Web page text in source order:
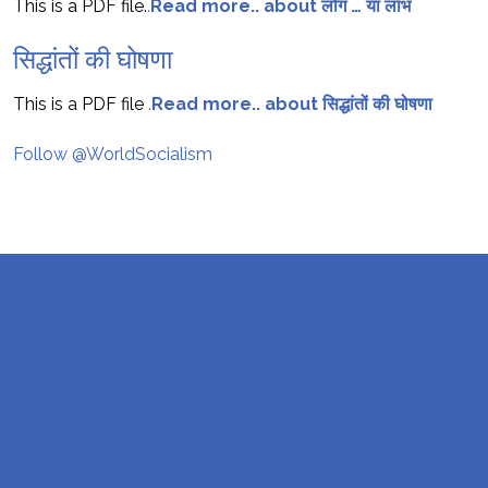
This is a PDF file..Read more.. about लोग … या लाभ
सिद्धांतों की घोषणा
This is a PDF file .Read more.. about सिद्धांतों की घोषणा
Follow @WorldSocialism